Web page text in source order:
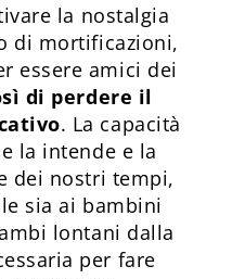
la nostalgia
di mortificazioni,
essere amici dei
di perdere il
. La capacità
la intende e la
dei nostri tempi,
sia ai bambini
lontani dalla
per fare